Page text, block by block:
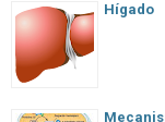
Hígado